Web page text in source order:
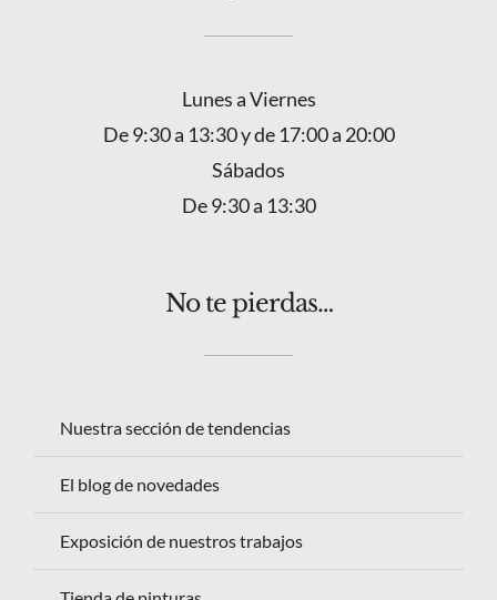
Lunes a Viernes
De 9:30 a 13:30 y de 17:00 a 20:00
Sábados
De 9:30 a 13:30
No te pierdas…
Nuestra sección de tendencias
El blog de novedades
Exposición de nuestros trabajos